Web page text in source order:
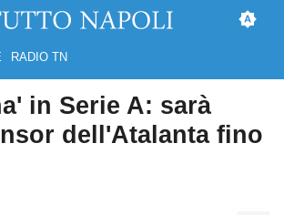
RADIO TN
in Serie A: sarà
dell'Atalanta fino